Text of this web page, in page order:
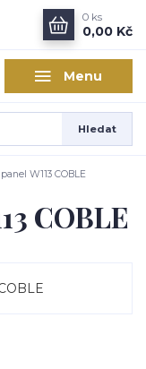
Menu
Hledat
0 ks
0,00 Kč
W113 COBLE
COBLE
v
designu?
zpracování
pro účely registrace.